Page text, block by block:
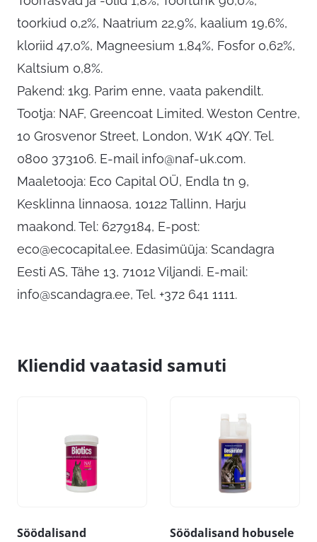
toorkiud 0,2%, Naatrium 22,9%, kaalium 19,6%,
kloriid 47,0%, Magneesium 1,84%, Fosfor 0,62%,
Kaltsium 0,8%.
Pakend: 1kg. Parim enne, vaata pakendilt.
Tootja: NAF, Greencoat Limited. Weston Centre,
10 Grosvenor Street, London, W1K 4QY. Tel.
0800 373106. E-mail info@naf-uk.com.
Maaletooja: Eco Capital OÜ, Endla tn 9,
Kesklinna linnaosa, 10122 Tallinn, Harju
maakond. Tel: 6279184, E-post:
eco@ecocapital.ee. Edasimüüja: Scandagra
Eesti AS, Tähe 13, 71012 Viljandi. E-mail:
info@scandagra.ee, Tel. +372 641 1111.
Kliendid vaatasid samuti
Söödalisand
Söödalisand hobusele